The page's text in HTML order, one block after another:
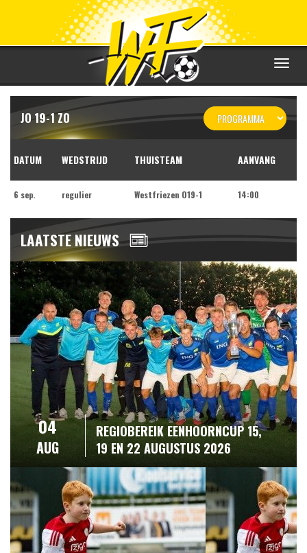
Toggle
JO 19-1 ZO
DATUM WEDSTRIJD THUISTEAM AANVANG
6 sep. regulier Westfriezen O19-1 14:00
LAATSTE NIEUWS
04
AUG
REGIOBEREIK EENHOORNCUP 15,
19 EN 22 AUGUSTUS 2026